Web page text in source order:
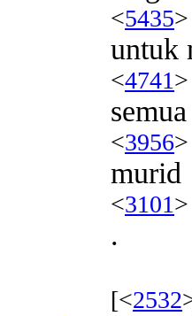
<5435>
untuk
<4741>
semua
<3956>
murid
<3101>
.
[<2532